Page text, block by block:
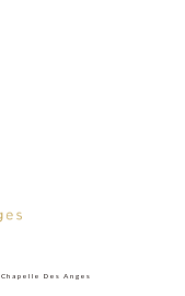
Chapelle Des Anges